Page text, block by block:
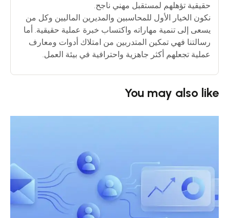
حقيقية تؤهلهم لمستقبل مهني ناجح.
نكون الخيار الأول للمحاسبين والمديرين الماليين وكل من
يسعى إلى تنمية مهاراته واكتساب خبرة عملية حقيقية. أما
رسالتنا فهي تمكين المتدربين من امتلاك أدوات ومعارف
عملية تجعلهم أكثر جاهزية واحترافية في بيئة العمل.
You may also like